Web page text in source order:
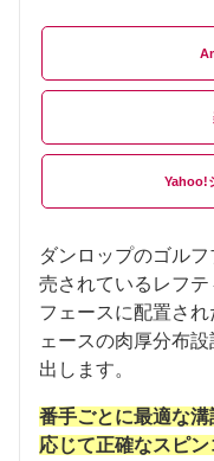
Yahoo!
ダンロップのゴル
売されているレフテ
フェースに配置さ
ェースの肉厚分布
出します。
番手ごとに最適な
応じて正確なスピ